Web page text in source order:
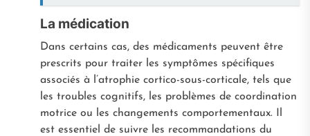
La médication
Dans certains cas, des médicaments peuvent être
prescrits pour traiter les symptômes spécifiques
associés à l’atrophie cortico-sous-corticale, tels que
les troubles cognitifs, les problèmes de coordination
motrice ou les changements comportementaux. Il
est essentiel de suivre les recommandations du